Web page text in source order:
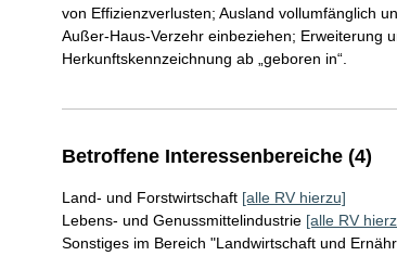
von Effizienzverlusten; Ausland vollumfänglich
Außer-Haus-Verzehr einbeziehen; Erweiterung
Herkunftskennzeichnung ab „geboren in“.
Betroffene Interessenbereiche (4)
Land- und Forstwirtschaft [alle RV hierzu]
Lebens- und Genussmittelindustrie [alle RV
Sonstiges im Bereich "Landwirtschaft und